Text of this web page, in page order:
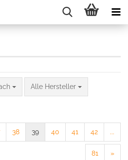
Alle Hersteller
38 39 40 41 42 ...
81 »